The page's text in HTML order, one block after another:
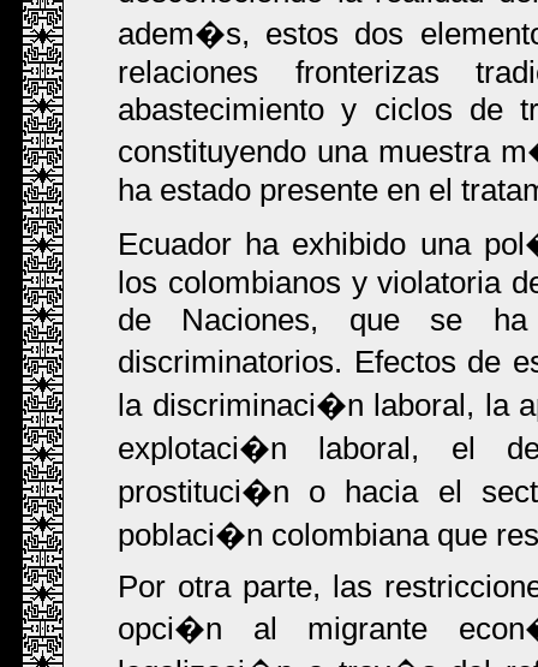
adem�s, estos dos
relaciones fronterizas
abastecimiento y ciclos de
constituyendo una muestra
ha estado presente en el
Ecuador ha exhibido una
los colombianos y violatoria
de Naciones, que se ha
discriminatorios. Efectos de
la discriminaci�n laboral, la
explotaci�n laboral, el
prostituci�n o hacia el
poblaci�n colombiana que
Por otra parte, las
opci�n al migrante